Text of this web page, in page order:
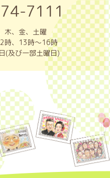
7111
木、金、土曜
時、13時～16時
(及び一部土曜日)